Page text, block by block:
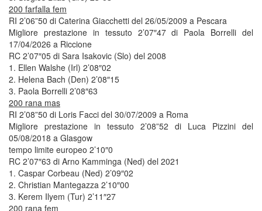
200 farfalla fem
RI 2’06”50 di Caterina Giacchetti del 26/05/2009 a Pescara
Migliore prestazione in tessuto 2’07″47 di Paola Borrelli del
17/04/2026 a Riccione
RC 2’07″05 di Sara Isakovic (Slo) del 2008
1. Ellen Walshe (Irl) 2’08″02
2. Helena Bach (Den) 2’08″15
3. Paola Borrelli 2’08″63
200 rana mas
RI 2’08”50 di Loris Facci del 30/07/2009 a Roma
Migliore prestazione in tessuto 2’08”52 di Luca Pizzini del
05/08/2018 a Glasgow
tempo limite europeo 2’10″0
RC 2’07″63 di Arno Kamminga (Ned) del 2021
1. Caspar Corbeau (Ned) 2’09″02
2. Christian Mantegazza 2’10″00
3. Kerem Ilyem (Tur) 2’11″27
200 rana fem